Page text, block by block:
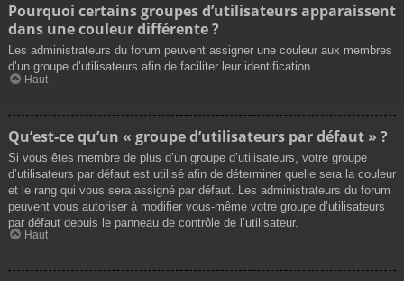
Pourquoi certains groupes d’utilisateurs apparaissent
dans une couleur différente ?
Les administrateurs du forum peuvent assigner une couleur aux membres
d’un groupe d’utilisateurs afin de faciliter leur identification.
Haut
Qu’est-ce qu’un « groupe d’utilisateurs par défaut » ?
Si vous êtes membre de plus d’un groupe d’utilisateurs, votre groupe
d’utilisateurs par défaut est utilisé afin de déterminer quelle sera la couleur
et le rang qui vous sera assigné par défaut. Les administrateurs du forum
peuvent vous autoriser à modifier vous-même votre groupe d’utilisateurs
par défaut depuis le panneau de contrôle de l’utilisateur.
Haut